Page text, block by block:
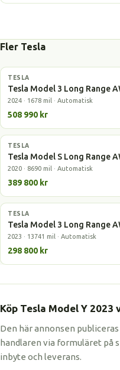
Fler Tesla
Elbil
TESLA
Tesla Model 3 Long Range
2024 · 1678 mil · Automatisk
508 990 kr
Elbil
TESLA
Tesla Model S Long Range
2020 · 8690 mil · Automatisk
389 800 kr
Elbil
TESLA
Tesla Model 3 Long Range
2023 · 13741 mil · Automatisk
298 800 kr
Köp Tesla Model Y 2023
Den här annonsen
handlaren via formuläret på
inbyte och leverans.